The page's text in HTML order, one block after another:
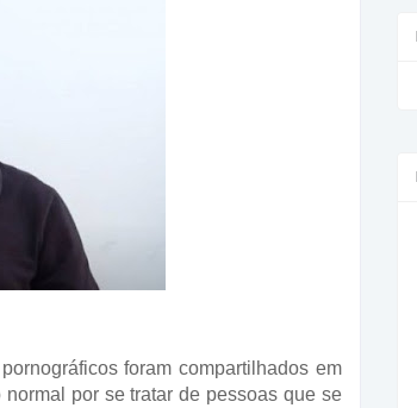
foram compartilhados em
por se tratar de pessoas que se